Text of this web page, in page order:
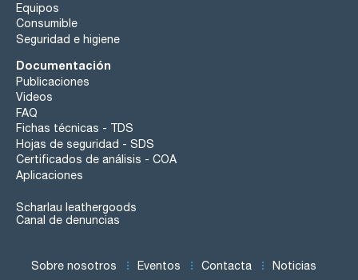
Equipos
Consumible
Seguridad e higiene
Documentación
Publicaciones
Videos
FAQ
Fichas técnicas - TDS
Hojas de seguridad - SDS
Certificados de análisis - COA
Aplicaciones
Scharlau leathergoods
Canal de denuncias
Sobre nosotros Eventos Contacta Noticias